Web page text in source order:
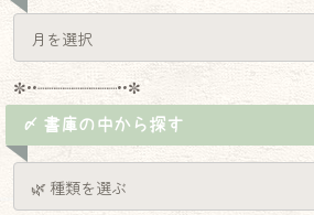
✼••┈┈┈┈┈┈┈┈┈••✼
〆 書庫の中から探す